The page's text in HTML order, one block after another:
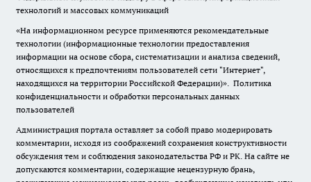
технологий и массовых коммуникаций
«На информационном ресурсе применяются рекомендательные
технологии (информационные технологии предоставления
информации на основе сбора, систематизации и анализа сведений,
относящихся к предпочтениям пользователей сети "Интернет",
находящихся на территории Российской Федерации)». Политика
конфиденциальности и обработки персональных данных
пользователей
Администрация портала оставляет за собой право модерировать
комментарии, исходя из соображений сохранения конструктивности
обсуждения тем и соблюдения законодательства РФ и РК. На сайте не
допускаются комментарии, содержащие нецензурную брань,